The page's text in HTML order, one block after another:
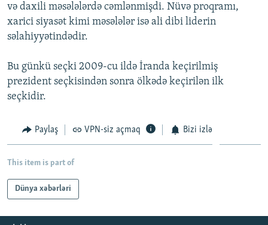
İZ - MƏDƏNIYYƏT PROQRAMI
MATERIALLARIMIZDAN ISTIFADƏ
AZADLIQRADIOSU MOBIL TELEFONUNUZDA
XƏBƏR BÜLLETENLƏRIMIZ
RFE/RL-in bütün saytları
və daxili məsələlərdə cəmlənmişdi. Nüvə proqramı,
xarici siyasət kimi məsələlər isə ali dibi liderin
səlahiyyətindədir.
Bu günkü seçki 2009-cu ildə İranda keçirilmiş
prezident seçkisindən sonra ölkədə keçirilən ilk
seçkidir.
Paylaş VPN-siz açmaq Bizi izlə
This item is part of
Dünya xəbərləri